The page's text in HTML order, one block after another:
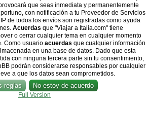
que seas inmediata y permanentemente
con notificación a tu Proveedor de Servicios
de todos los envíos son registradas como ayuda
Acuerdas que "Viajar a Italia.com" tiene
o cerrar cualquier tema en cualquier momento
Como usuario acuerdas que cualquier información
en una base de datos. Dado que esta
con ninguna tercera parte sin tu consentimiento,
podrán considerarse responsables por cualquier
a que los datos sean comprometidos.
Full Version